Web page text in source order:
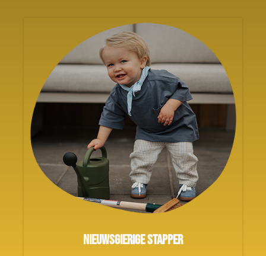
Nieuwsgierige stapper